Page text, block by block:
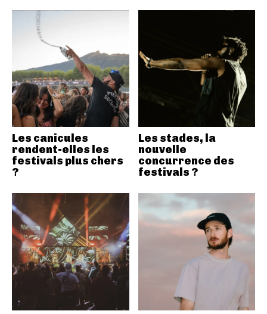
Les canicules
rendent-elles les
festivals plus chers
?
Les stades, la
nouvelle
concurrence des
festivals ?